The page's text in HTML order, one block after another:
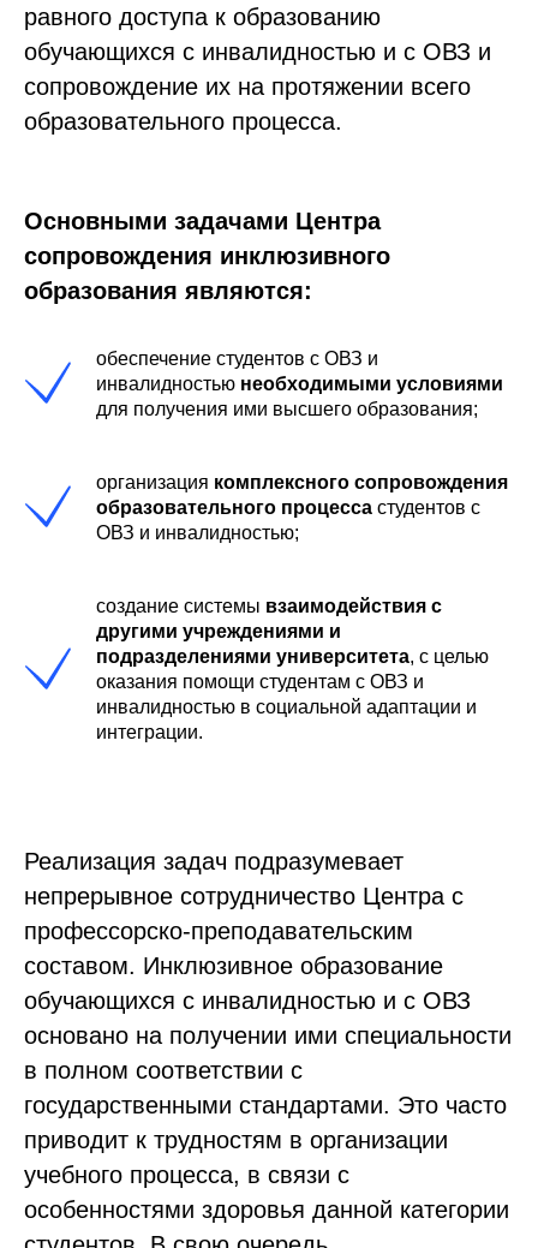
равного доступа к образованию
обучающихся с инвалидностью и с ОВЗ и
сопровождение их на протяжении всего
образовательного процесса.
Основными задачами Центра
сопровождения инклюзивного
образования являются:
обеспечение студентов с ОВЗ и
инвалидностью необходимыми условиями
для получения ими высшего образования;
организация комплексного сопровождения
образовательного процесса студентов с
ОВЗ и инвалидностью;
создание системы взаимодействия с
другими учреждениями и
подразделениями университета, с целью
оказания помощи студентам с ОВЗ и
инвалидностью в социальной адаптации и
интеграции.
Реализация задач подразумевает
непрерывное сотрудничество Центра с
профессорско-преподавательским
составом. Инклюзивное образование
обучающихся с инвалидностью и с ОВЗ
основано на получении ими специальности
в полном соответствии с
государственными стандартами. Это часто
приводит к трудностям в организации
учебного процесса, в связи с
особенностями здоровья данной категории